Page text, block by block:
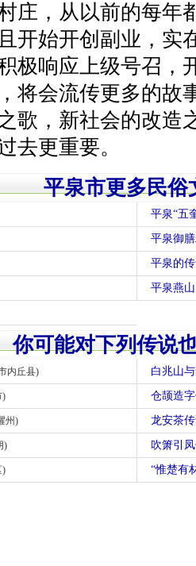
庄，从以前的每年
开始开创副业，实
极响应上级号召，
将会流传更多的故
歌，新社会的改造
去更重要。
平泉市更多民俗
平泉“五
平泉御
平泉的
平泉燕
你可能对下列传说
内丘县) 白兆山
) 仓颉造
州) 龙安茶
) 吹箫引
) “惟楚有